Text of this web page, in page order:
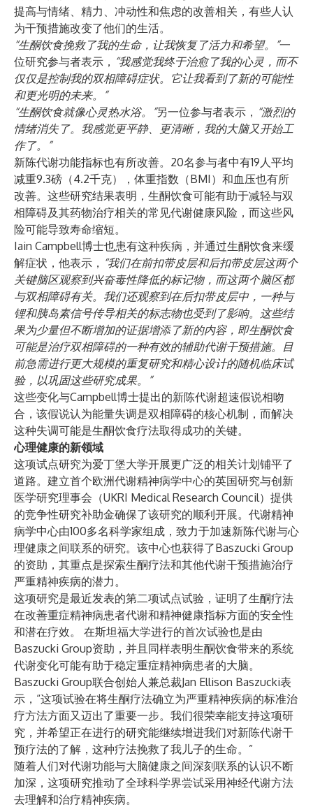
提高与情绪、精力、冲动性和焦虑的改善相关，有些人认
为干预措施改变了他们的生活。
“生酮饮食挽救了我的生命，让我恢复了活力和希望。”一
位研究参与者表示， “我感觉我终于治愈了我的心灵，而不
仅仅是控制我的双相障碍症状。它让我看到了新的可能性
和更光明的未来。”
“生酮饮食就像心灵热水浴。”另一位参与者表示， “激烈的
情绪消失了。我感觉更平静、更清晰，我的大脑又开始工
作了。”
新陈代谢功能指标也有所改善。20名参与者中有19人平均
减重9.3磅（4.2千克），体重指数（BMI）和血压也有所
改善。这些研究结果表明，生酮饮食可能有助于减轻与双
相障碍及其药物治疗相关的常见代谢健康风险，而这些风
险可能导致寿命缩短。
Iain Campbell博士也患有这种疾病，并通过生酮饮食来缓
解症状，他表示， “我们在前扣带皮层和后扣带皮层这两个
关键脑区观察到兴奋毒性降低的标记物，而这两个脑区都
与双相障碍有关。我们还观察到在后扣带皮层中，一种与
锂和胰岛素信号传导相关的标志物也受到了影响。这些结
果为少量但不断增加的证据增添了新的内容，即生酮饮食
可能是治疗双相障碍的一种有效的辅助代谢干预措施。目
前急需进行更大规模的重复研究和精心设计的随机临床试
验，以巩固这些研究成果。”
这些变化与Campbell博士提出的新陈代谢超速假说相吻
合，该假说认为能量失调是双相障碍的核心机制，而解决
这种失调可能是生酮饮食疗法取得成功的关键。
心理健康的新领域
这项试点研究为爱丁堡大学开展更广泛的相关计划铺平了
道路。 建立首个欧洲代谢精神病学中心的英国研究与创新
医学研究理事会（UKRI Medical Research Council） 提供
的竞争性研究补助金确保了该研究的顺利开展。代谢精神
病学中心由100多名科学家组成，致力于加速新陈代谢与心
理健康之间联系的研究。该中心也获得了Baszucki Group
的资助，其重点是探索生酮疗法和其他代谢干预措施治疗
严重精神疾病的潜力。
这项研究是最近发表的第二项试点试验，证明了生酮疗法
在改善重症精神病患者代谢和精神健康指标方面的安全性
和潜在疗效。 在斯坦福大学进行的首次试验也是由
Baszucki Group资助，并且同样表明生酮饮食带来的系统
代谢变化可能有助于稳定重症精神病患者的大脑。
Baszucki Group联合创始人兼总裁Jan Ellison Baszucki表
示，“这项试验在将生酮疗法确立为严重精神疾病的标准治
疗方法方面又迈出了重要一步。我们很荣幸能支持这项研
究，并希望正在进行的研究能继续增进我们对新陈代谢干
预疗法的了解，这种疗法挽救了我儿子的生命。”
随着人们对代谢功能与大脑健康之间深刻联系的认识不断
加深，这项研究推动了全球科学界尝试采用神经代谢方法
去理解和治疗精神疾病。